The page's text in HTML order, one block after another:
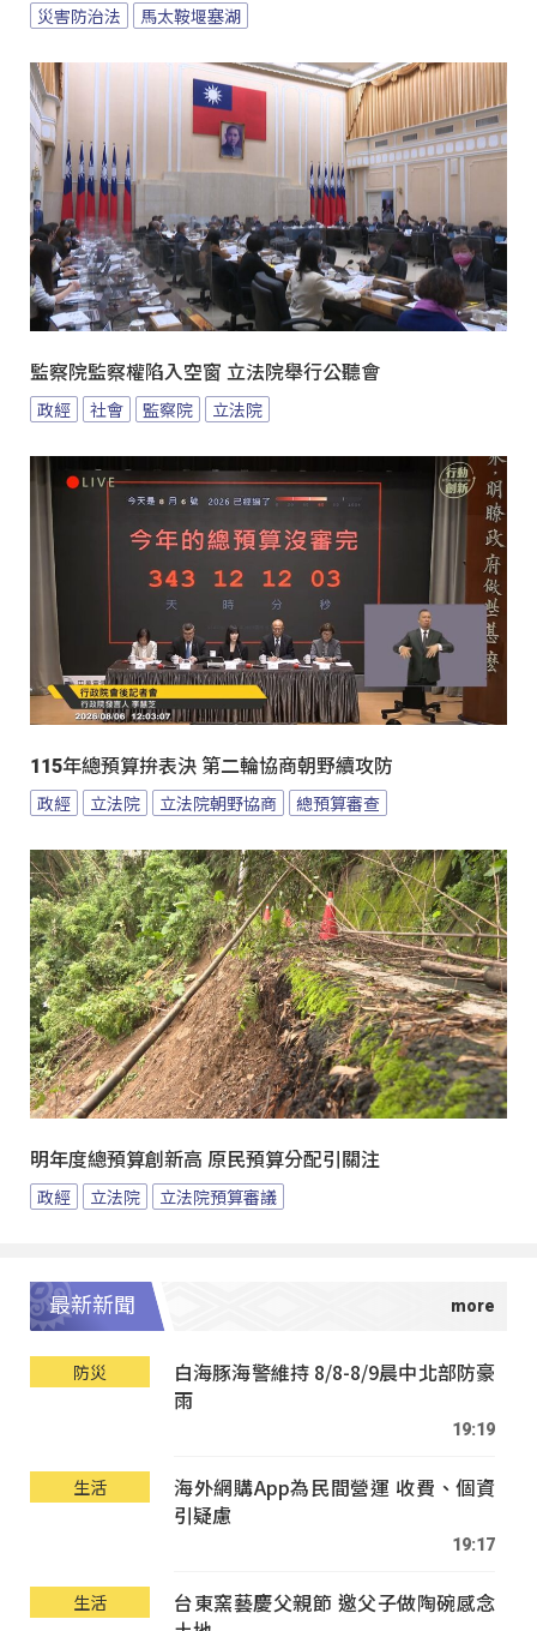
災害防治法
馬太鞍堰塞湖
監察院監察權陷入空窗 立法院舉行公聽會
政經 社會 監察院 立法院
115年總預算拚表決 第二輪協商朝野續攻防
政經 立法院 立法院朝野協商 總預算審查
明年度總預算創新高 原民預算分配引關注
政經 立法院 立法院預算審議
最新新聞
防災
白海豚海警維持 8/8-8/9晨中北部防豪
雨
19:19
生活
海外網購App為民間營運 收費、個資
引疑慮
19:17
生活
台東窯藝慶父親節 邀父子做陶碗感念